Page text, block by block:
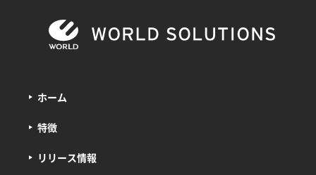
ホーム
特徴
リリース情報